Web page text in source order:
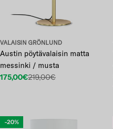
VALAISIN GRÖNLUND
Austin pöytävalaisin matta
messinki / musta
Etuhinta
175,00€
Normaalihinta
219,00€
-20%